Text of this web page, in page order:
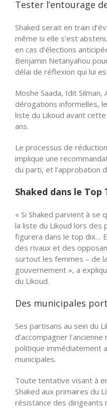
Tester l’entourage
Shaked serait en train
même si elle s’est
en cas d’élections
Benjamin Netanyahou
délai de réflexion qui lui
Moshe Saada, Idit Silman,
dérogations informelles,
liste du Likoud avant
ans.
Le processus de
implique une
du parti, et l’approbation
Shaked dans le Top
« Si Shaked parvient à se
la liste du Likoud lors des
figurera dans le top dix…
des rivaux et des
surtout les femmes – de
gouvernement », a
du Likoud.
Des municipales
Ses partisans au sein du
d’accompagner
politique immédiatement
municipales.
Toute tentative visant à
Shaked aux primaires du
résistance des dirigeants